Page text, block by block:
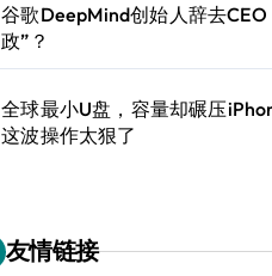
谷歌DeepMind创始人辞去
政”？
全球最小U盘，容量却碾压
这波操作太狠了
友情链接